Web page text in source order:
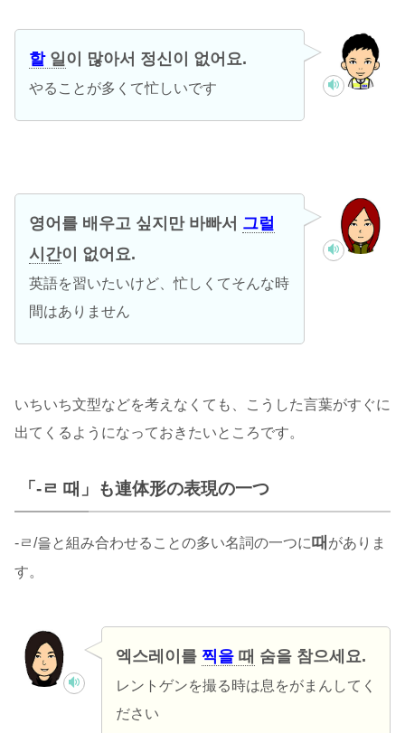
할일이 많아서 정신이 없어요.
やることが多くて忙しいです
영어를 배우고 싶지만 바빠서 그럴
시간이 없어요.
英語を習いたいけど、忙しくてそんな時
間はありません
いちいち文型などを考えなくても、こうした言葉がすぐに
出てくるようになっておきたいところです。
「-ㄹ 때」も連体形の表現の一つ
-ㄹ/을と組み合わせることの多い名詞の一つに때 がありま
す。
엑스레이를 찍을때 숨을 참으세요.
レントゲンを撮る時は息をがまんしてく
ださい